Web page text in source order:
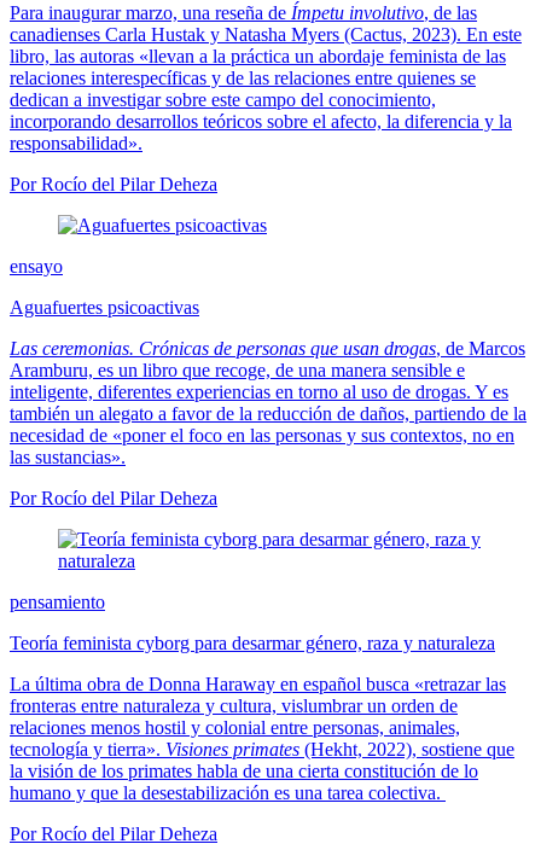
Para inaugurar marzo, una reseña de Ímpetu involutivo, de las
canadienses Carla Hustak y Natasha Myers (Cactus, 2023). En este
libro, las autoras «llevan a la práctica un abordaje feminista de las
relaciones interespecíficas y de las relaciones entre quienes se
dedican a investigar sobre este campo del conocimiento,
incorporando desarrollos teóricos sobre el afecto, la diferencia y la
responsabilidad».
Por Rocío del Pilar Deheza
ensayo
Aguafuertes psicoactivas
Las ceremonias. Crónicas de personas que usan drogas, de Marcos
Aramburu, es un libro que recoge, de una manera sensible e
inteligente, diferentes experiencias en torno al uso de drogas. Y es
también un alegato a favor de la reducción de daños, partiendo de la
necesidad de «poner el foco en las personas y sus contextos, no en
las sustancias».
Por Rocío del Pilar Deheza
pensamiento
Teoría feminista cyborg para desarmar género, raza y naturaleza
La última obra de Donna Haraway en español busca «retrazar las
fronteras entre naturaleza y cultura, vislumbrar un orden de
relaciones menos hostil y colonial entre personas, animales,
tecnología y tierra». Visiones primates (Hekht, 2022), sostiene que
la visión de los primates habla de una cierta constitución de lo
humano y que la desestabilización es una tarea colectiva.
Por Rocío del Pilar Deheza